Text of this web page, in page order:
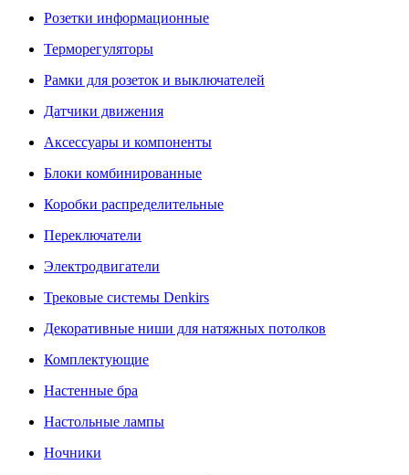
Розетки информационные
Терморегуляторы
Рамки для розеток и выключателей
Датчики движения
Аксессуары и компоненты
Блоки комбинированные
Коробки распределительные
Переключатели
Электродвигатели
Трековые системы Denkirs
Декоративные ниши для натяжных потолков
Комплектующие
Настенные бра
Настольные лампы
Ночники